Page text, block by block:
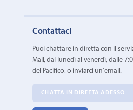
Contattaci
Puoi chattare in diretta con il
Mail, dal lunedì al venerdì, dalle
del Pacifico, o inviarci un'email.
CHATTA IN DIRETTA ADESSO